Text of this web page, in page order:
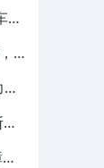
辆
厂